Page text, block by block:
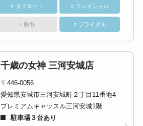
○ ダイエット ○ フェイシャル
× 脱毛 ○ ブライダル
千歳の女神 三河安城店
〒446-0056
愛知県安城市三河安城町２丁目11番地4
プレミアムキャッスル三河安城1階
駐車場３台あり